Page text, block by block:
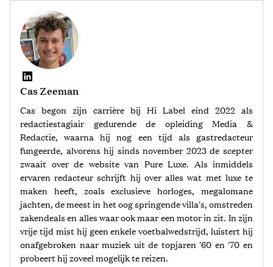
Cas Zeeman
Cas begon zijn carrière bij Hi Label eind 2022 als
redactiestagiair gedurende de opleiding Media &
Redactie, waarna hij nog een tijd als gastredacteur
fungeerde, alvorens hij sinds november 2023 de scepter
zwaait over de website van Pure Luxe. Als inmiddels
ervaren redacteur schrijft hij over alles wat met luxe te
maken heeft, zoals exclusieve horloges, megalomane
jachten, de meest in het oog springende villa's, omstreden
zakendeals en alles waar ook maar een motor in zit. In zijn
vrije tijd mist hij geen enkele voetbalwedstrijd, luistert hij
onafgebroken naar muziek uit de topjaren '60 en '70 en
probeert hij zoveel mogelijk te reizen.